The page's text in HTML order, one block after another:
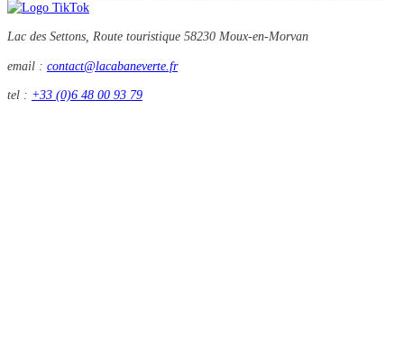
Lac des Settons, Route touristique 58230 Moux-en-Morvan
email : contact@lacabaneverte.fr
tel : +33 (0)6 48 00 93 79